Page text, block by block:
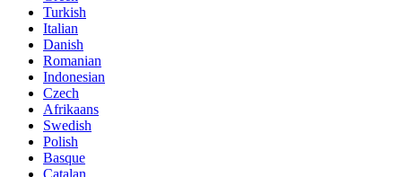
Turkish
Italian
Danish
Romanian
Indonesian
Czech
Afrikaans
Swedish
Polish
Basque
Catalan